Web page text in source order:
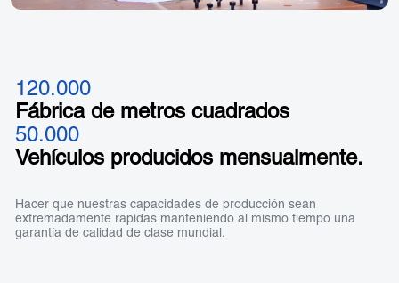
120.000
Fábrica de metros cuadrados
50.000
Vehículos producidos mensualmente.
Hacer que nuestras capacidades de producción sean
extremadamente rápidas manteniendo al mismo tiempo una
garantía de calidad de clase mundial.